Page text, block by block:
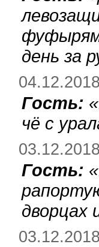
день за
Гость: «
чё с
Гость: «